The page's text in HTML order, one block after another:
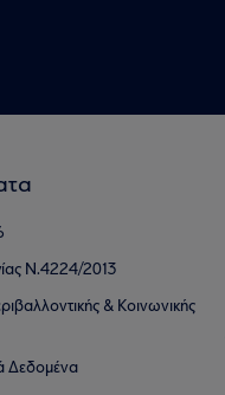
Ν.4224/2013
& Κοινωνικής
Δεδομένα